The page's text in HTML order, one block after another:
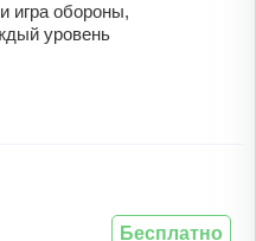
игра обороны,
уровень
Бесплатно